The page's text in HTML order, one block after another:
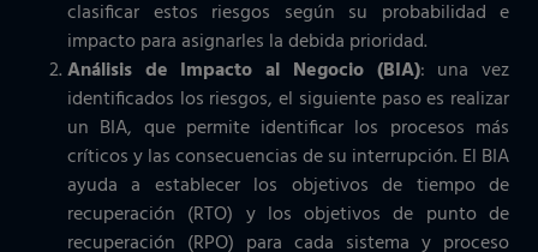
clasificar estos riesgos según su probabilidad e
impacto para asignarles la debida prioridad.
Análisis de Impacto al Negocio (BIA): una vez
identificados los riesgos, el siguiente paso es realizar
un BIA, que permite identificar los procesos más
críticos y las consecuencias de su interrupción. El BIA
ayuda a establecer los objetivos de tiempo de
recuperación (RTO) y los objetivos de punto de
recuperación (RPO) para cada sistema y proceso